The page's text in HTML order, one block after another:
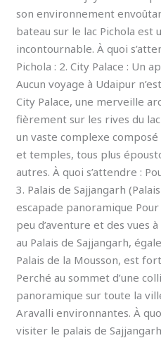
son environnement
bateau sur le lac Pichola est
incontournable. À quoi
Pichola : 2. City Palace : Un
Aucun voyage à Udaipur
City Palace, une merveille
fièrement sur les rives du
un vaste complexe
et temples, tous plus
autres. À quoi s’attendre :
3. Palais de Sajjangarh
escapade panoramique
peu d’aventure et des vues
au Palais de Sajjangarh,
Palais de la Mousson, est
Perché au sommet d’une
panoramique sur toute la
Aravalli environnantes. À
visiter le palais de